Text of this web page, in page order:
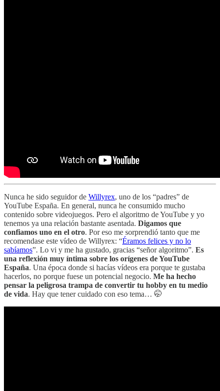
Nunca he sido seguidor de Willyrex, uno de los “padres” de
YouTube España. En general, nunca he consumido mucho
contenido sobre videojuegos. Pero el algoritmo de YouTube y yo
tenemos ya una relación bastante asentada. Digamos que
confiamos uno en el otro. Por eso me sorprendió tanto que me
recomendase este vídeo de Willyrex: “Éramos felices y no lo
sabíamos”. Lo vi y me ha gustado, gracias “señor algoritmo”. Es
una reflexión muy íntima sobre los orígenes de YouTube
España. Una época donde si hacías vídeos era porque te gustaba
hacerlos, no porque fuese un potencial negocio. Me ha hecho
pensar la peligrosa trampa de convertir tu hobby en tu medio
de vida. Hay que tener cuidado con eso tema… 🤭